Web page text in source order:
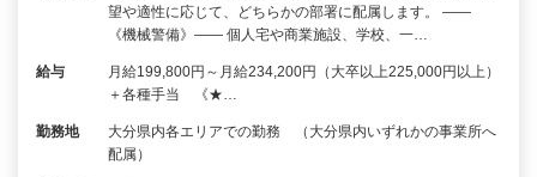
望や適性に応じて、どちらかの部署に配属します。 ――
《機械警備》―― 個人宅や商業施設、学校、一…
給与
月給199,800円～月給234,200円（大卒以上225,000円以上）
＋各種手当 《★…
勤務地
大分県内各エリアでの勤務 （大分県内いずれかの事業所へ
配属）